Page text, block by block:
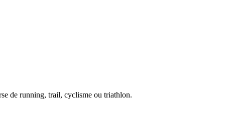
de running, trail, cyclisme ou triathlon.